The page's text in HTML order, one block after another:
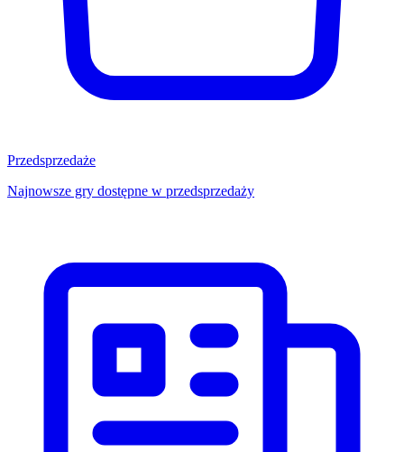
Przedsprzedaże
Najnowsze gry dostępne w przedsprzedaży